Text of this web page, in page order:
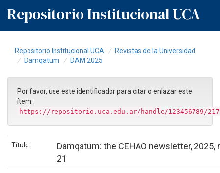
Repositorio Institucional UCA
Repositorio Institucional UCA
Revistas de la Universidad
Damqatum
DAM 2025
Por favor, use este identificador para citar o enlazar este
ítem:
https://repositorio.uca.edu.ar/handle/123456789/
Título:
Damqatum: the CEHAO newsletter, 2025,
21